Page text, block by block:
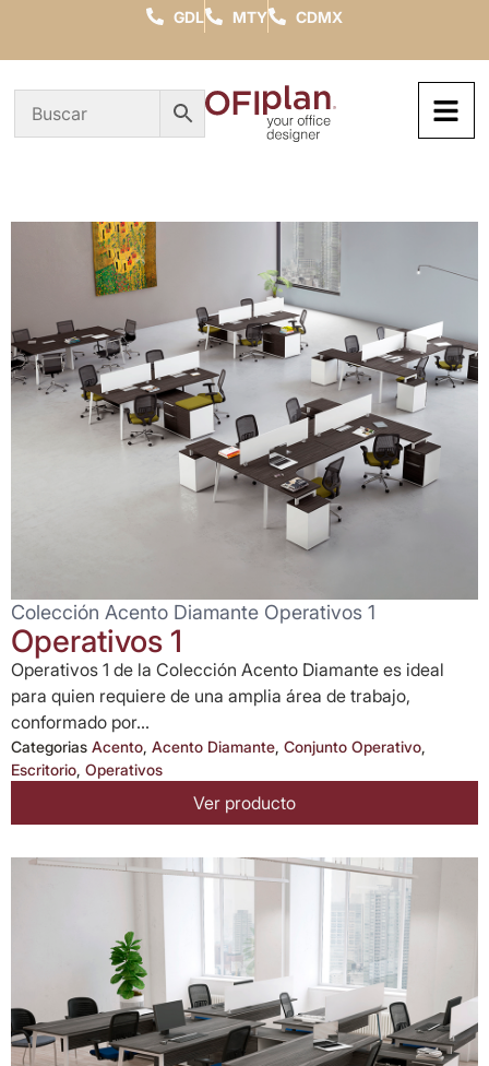
GDL MTY CDMX
Colección Acento Diamante Operativos 1
Operativos 1
Operativos 1 de la Colección Acento Diamante es ideal
para quien requiere de una amplia área de trabajo,
conformado por...
Categorias Acento, Acento Diamante, Conjunto Operativo,
Escritorio, Operativos
Ver producto